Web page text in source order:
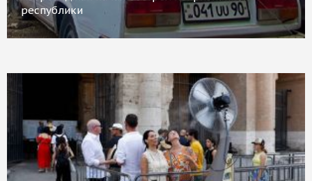
республики